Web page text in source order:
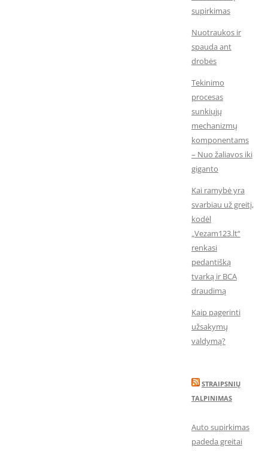
supirkimas
Nuotraukos ir
spauda ant
drobės
Tekinimo
procesas
sunkiųjų
mechanizmų
komponentams
– Nuo žaliavos iki
giganto
Kai ramybė yra
svarbiau už greitį,
kodėl
„Vezam123.lt“
renkasi
pedantišką
tvarką ir BCA
draudimą
Kaip pagerinti
užsakymų
valdymą?
STRAIPSNIŲ
TALPINIMAS
Auto supirkimas
padeda greitai